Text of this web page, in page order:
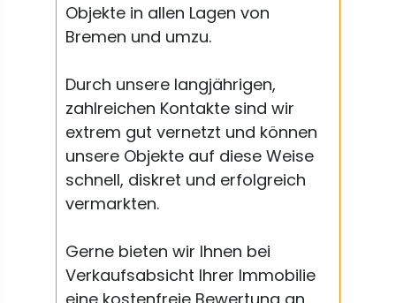
Objekte in allen Lagen von
Bremen und umzu.
Durch unsere langjährigen,
zahlreichen Kontakte sind wir
extrem gut vernetzt und können
unsere Objekte auf diese Weise
schnell, diskret und erfolgreich
vermarkten.
Gerne bieten wir Ihnen bei
Verkaufsabsicht Ihrer Immobilie